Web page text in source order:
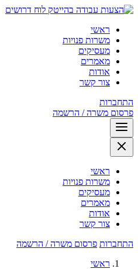
לוח דרושים
ראשי
משרות פנויות
מעסיקים
מאמרים
אודות
צור קשר
התחברות
פרסום משרה / הרשמה
ראשי
משרות פנויות
מעסיקים
מאמרים
אודות
צור קשר
התחברות פרסום משרה / הרשמה
ראשי